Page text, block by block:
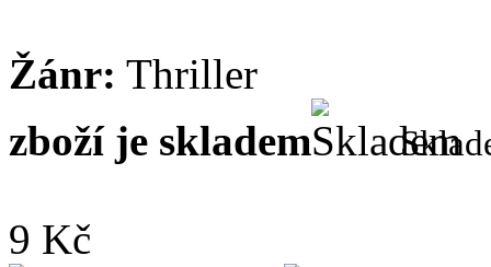
Žánr: Thriller
zboží je skladem
9 Kč